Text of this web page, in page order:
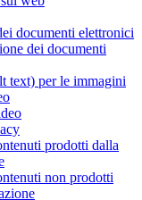
documenti elettronici
dei documenti
text) per le immagini
prodotti dalla
non prodotti